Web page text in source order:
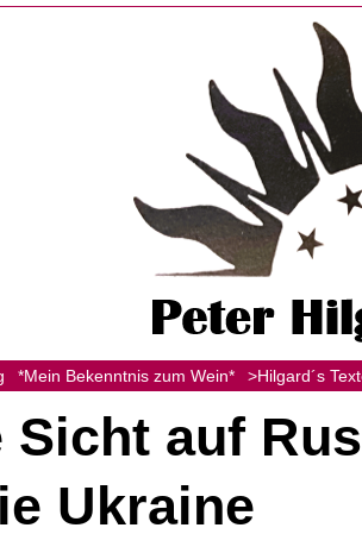
*Mein Bekenntnis zum Wein* >Hilgard´s
Sicht auf
Ukraine